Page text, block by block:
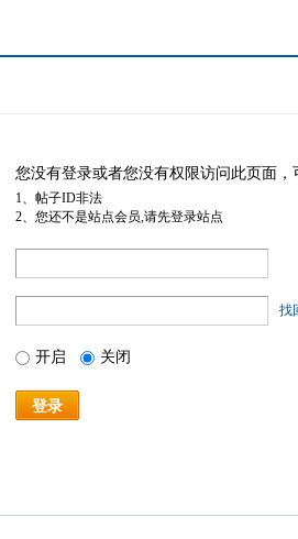
您没有登录或者您没有权限访问此页面
1、帖子ID非法
2、您还不是站点会员,请先登录站点
找
开启 关闭
登录